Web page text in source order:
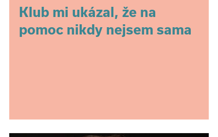
Klub mi ukázal, že na
pomoc nikdy nejsem sama